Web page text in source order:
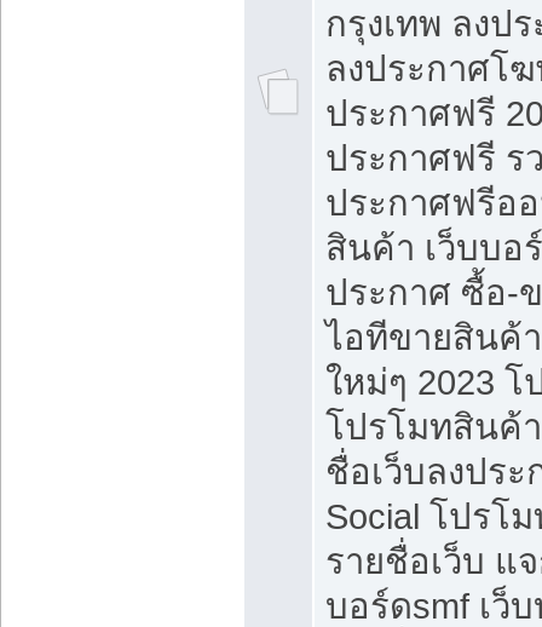
กรุงเทพ ลงป
ลงประกาศโ
ประกาศฟรี
ประกาศฟรี ร
ประกาศฟรีอ
สินค้า เว็บบอ
ประกาศ ซื้อ-
ไอทีขายสินค้
ใหม่ๆ 2023
โปรโมทสินค้
ชื่อเว็บลงปร
Social โปรโ
รายชื่อเว็บ แ
บอร์ดsmf เว็